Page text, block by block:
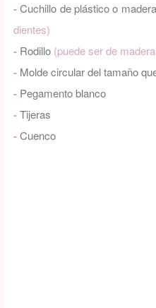
-Cuchillo de plástico o madera
dientes)
- Rodillo (puede ser de
- Molde circular del tamaño
- Pegamento blanco
-Tijeras
-Cuenco